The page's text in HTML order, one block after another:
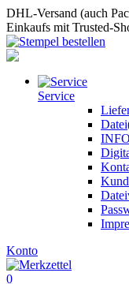
DHL-Versand (auch
Einkaufs mit Trusted-
Service
Konto
0